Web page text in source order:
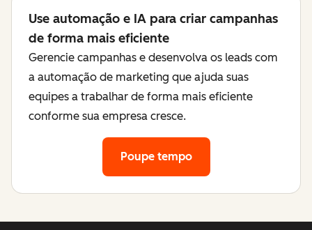
Use automação e IA para criar campanhas
de forma mais eficiente
Gerencie campanhas e desenvolva os leads com
a automação de marketing que ajuda suas
equipes a trabalhar de forma mais eficiente
conforme sua empresa cresce.
Poupe tempo